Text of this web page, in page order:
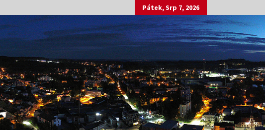
Pátek, Srp 7, 2026